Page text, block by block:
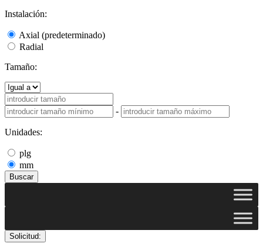
Instalación:
Axial (predeterminado)
Radial
Tamaño:
-
Unidades:
plg
mm
Buscar
Solicitud: